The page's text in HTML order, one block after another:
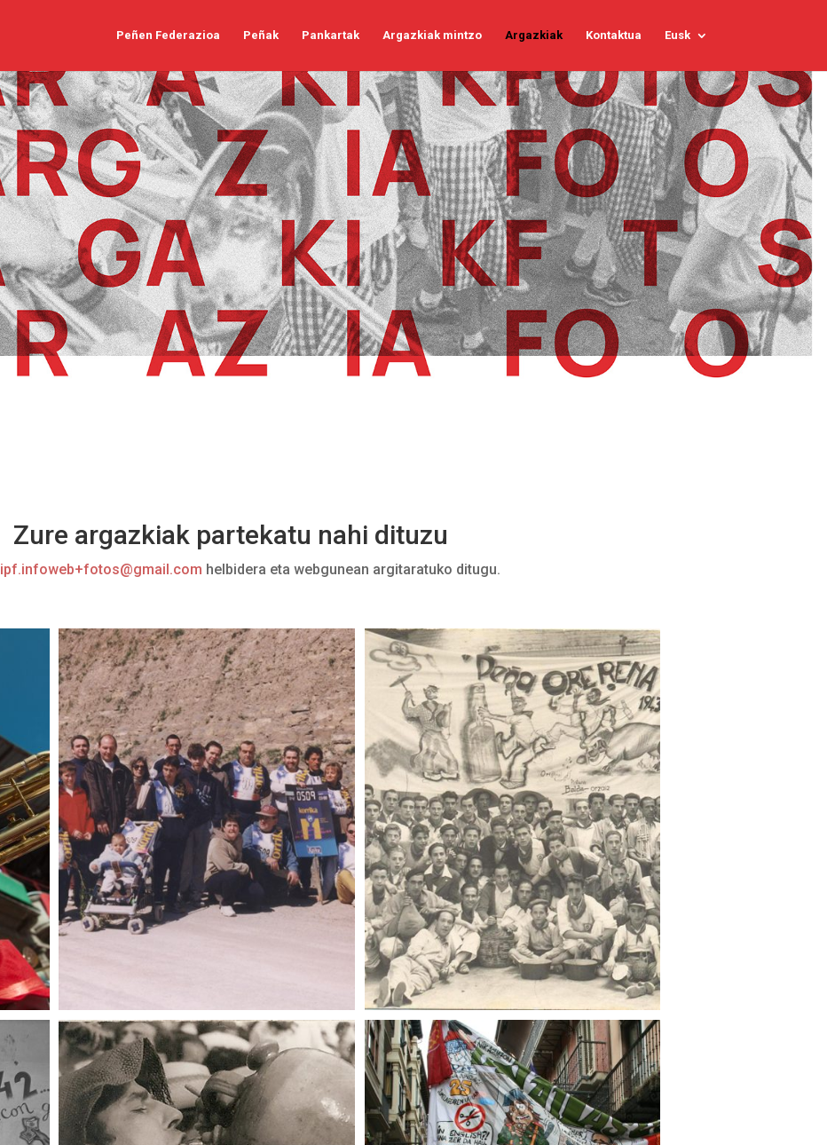
Peñen Federazioa Peñak Pankartak Argazkiak mintzo Argazkiak Kontaktua Eusk
Zure argazkiak partekatu nahi dituzu
ipf.infoweb+fotos@gmail.com helbidera eta webgunean argitaratuko ditugu.